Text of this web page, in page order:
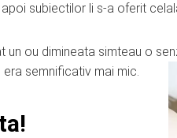
subiectilor li s-a oferit
ou dimineata simteau o
era semnificativ mai mic.